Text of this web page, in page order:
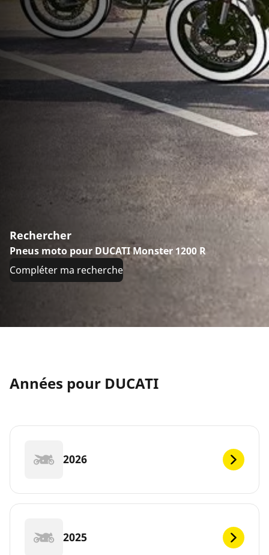
Rechercher
Pneus moto pour DUCATI Monster 1200 R
Compléter ma recherche
Années pour DUCATI
2026
2025